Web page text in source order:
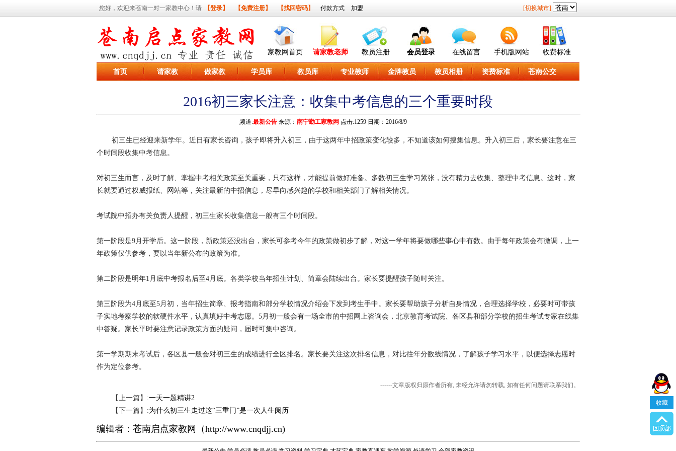
您好，欢迎来苍南一对一家教中心！请 【登录】 【免费注册】 【找回密码】 付款方式 加盟 [切换城市]
家教网首页 请家教老师 教员注册 会员登录 在线留言 手机版网站 收费标准
收藏
首页 请家教 做家教 学员库 教员库 专业教师 金牌教员 教员相册 资费标准 苍南公交
2016初三家长注意：收集中考信息的三个重要时段
频道:最新公告来源： 南宁勤工家教网 点击:1259 日期：2016/8/9
初三生已经迎来新学年。近日有家长咨询，孩子即将升入初三，由于这两年中招政策变化较多，不知道该如何搜集信息。升入初三后，家长要注意在三
个时间段收集中考信息。
对初三生而言，及时了解、掌握中考相关政策至关重要，只有这样，才能提前做好准备。多数初三生学习紧张，没有精力去收集、整理中考信息。这时，家
长就要通过权威报纸、网站等，关注最新的中招信息，尽早向感兴趣的学校和相关部门了解相关情况。
考试院中招办有关负责人提醒，初三生家长收集信息一般有三个时间段。
第一阶段是9月开学后。这一阶段，新政策还没出台，家长可参考今年的政策做初步了解，对这一学年将要做哪些事心中有数。由于每年政策会有微调，上一
年政策仅供参考，要以当年新公布的政策为准。
第二阶段是明年1月底中考报名后至4月底。各类学校当年招生计划、简章会陆续出台。家长要提醒孩子随时关注。
第三阶段为4月底至5月初，当年招生简章、报考指南和部分学校情况介绍会下发到考生手中。家长要帮助孩子分析自身情况，合理选择学校，必要时可带孩
子实地考察学校的软硬件水平，认真填好中考志愿。5月初一般会有一场全市的中招网上咨询会，北京教育考试院、各区县和部分学校的招生考试专家在线集
中答疑。家长平时要注意记录政策方面的疑问，届时可集中咨询。
第一学期期末考试后，各区县一般会对初三生的成绩进行全区排名。家长要关注这次排名信息，对比往年分数线情况，了解孩子学习水平，以便选择志愿时
作为定位参考。
------文章版权归原作者所有, 未经允许请勿转载, 如有任何问题请联系我们。
【上一篇】:一天一题精讲2
【下一篇】:为什么初三生走过这“三重门”是一次人生阅历
编辑者： 苍南启点家教网 （http://www.cnqdjj.cn)